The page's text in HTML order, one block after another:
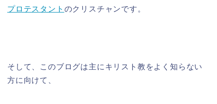
プロテスタント のクリスチャンです。
そして、このブログは主にキリスト教をよく知らない
方に向けて、